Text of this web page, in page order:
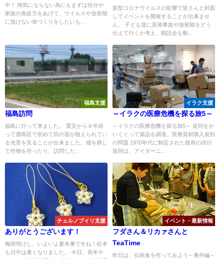
中！ 病気にならない為にもまずは自分や
家族の免疫力をあげて、ウイルスや放射能
に負けない体づくりをしたいも...
「既視体験」の朗読とベラルー
シでのエピソード
新型コロナウイルスの影響で皆さんと対面
してイベントを開催することが出来ませ
ん。 子ども達に原発事故や放射能をどう
伝えて行くか考え、朗読会を動...
福島支援
福島訪問
福島に行って来ました。 震災から８年経
って鹿島区で初めて田の苗が植えられてい
る光景を見ることが出来ました。畑を耕し
て作物を作ったり、訪問した...
イラク支援
～イラクの医療危機を探る旅5～
～イラクの医療危機を探る旅5～ 規則をか
いくぐって薬品を調達。医療資材購入規則
の問題 1970年代に制定された政府の現行
規則は、アイダーニ...
チェルノブイリ支援
ありがとうございます！
梅雨明けし、いよいよ夏本番ですね！松本
も日中は暑くなりました。 今日、長年チ
イベント・最新情報
フダさん＆リカァさんと
TeaTime
昨日は、伝統食を作ってみよう～番外編～